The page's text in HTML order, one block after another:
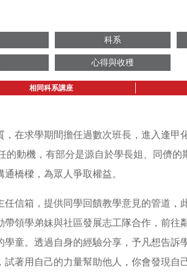
科系
心得與收穫
相同科系講座
在求學期間擔任過數次班長，進入逢甲
的動機，有部分是源自於學長姐、同儕的
橋樑，為眾人爭取權益。
信箱，提供同學回饋教學意見的管道，
領學弟妹與社區發展志工隊合作，前往
童。透過自身的經驗分享，予凡想告訴
著用自己的力量幫助他人，你會發現自